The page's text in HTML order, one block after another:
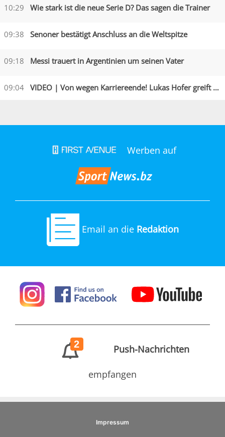
10:29 Wie stark ist die neue Serie D? Das sagen die Trainer
09:38 Senoner bestätigt Anschluss an die Weltspitze
09:18 Messi trauert in Argentinien um seinen Vater
09:04 VIDEO | Von wegen Karriereende! Lukas Hofer greift an
Werben auf
Email an die Redaktion
2 Push-Nachrichten
empfangen
Impressum